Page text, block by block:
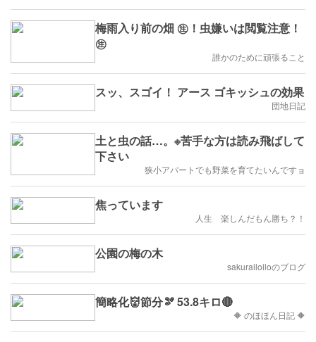
梅雨入り前の畑 ㊟！虫嫌いは閲覧注意！
㊟
誰かのために頑張ること
スッ、スゴイ！ アース ゴキッシュの効果
団地日記
土と虫の話…。※苦手な方は読み飛ばして
下さい
狭小アパートでも野菜を育てたいんですョ
焦っています
人生 楽しんだもん勝ち？！
公園の梅の木
sakurailoiloのブログ
簡略化👹節分🫘 53.8キロ🔴
🔶 のほほん日記 🔶